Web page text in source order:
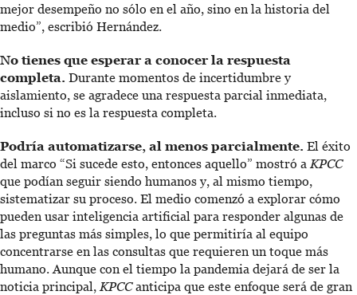
mejor desempeño no sólo en el año, sino en la historia del
medio”, escribió Hernández.
No tienes que esperar a conocer la respuesta
completa. Durante momentos de incertidumbre y
aislamiento, se agradece una respuesta parcial inmediata,
incluso si no es la respuesta completa.
Podría automatizarse, al menos parcialmente. El éxito
del marco “Si sucede esto, entonces aquello” mostró a KPCC
que podían seguir siendo humanos y, al mismo tiempo,
sistematizar su proceso. El medio comenzó a explorar cómo
pueden usar inteligencia artificial para responder algunas de
las preguntas más simples, lo que permitiría al equipo
concentrarse en las consultas que requieren un toque más
humano. Aunque con el tiempo la pandemia dejará de ser la
noticia principal, KPCCanticipa que este enfoque será de gran